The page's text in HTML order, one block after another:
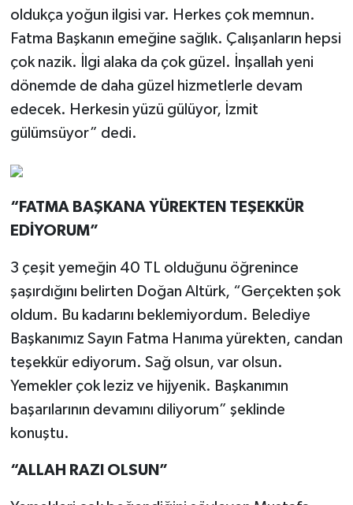
oldukça yoğun ilgisi var. Herkes çok memnun.
Fatma Başkanın emeğine sağlık. Çalışanların hepsi
çok nazik. İlgi alaka da çok güzel. İnşallah yeni
dönemde de daha güzel hizmetlerle devam
edecek. Herkesin yüzü gülüyor, İzmit
gülümsüyor” dedi.
“FATMA BAŞKANA YÜREKTEN TEŞEKKÜR
EDİYORUM”
3 çeşit yemeğin 40 TL olduğunu öğrenince
şaşırdığını belirten Doğan Altürk, “Gerçekten şok
oldum. Bu kadarını beklemiyordum. Belediye
Başkanımız Sayın Fatma Hanıma yürekten, candan
teşekkür ediyorum. Sağ olsun, var olsun.
Yemekler çok leziz ve hijyenik. Başkanımın
başarılarının devamını diliyorum” şeklinde
konuştu.
“ALLAH RAZI OLSUN”